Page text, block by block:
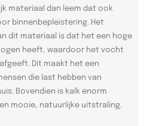
materiaal dan leem dat ook
binnenbepleistering. Het
dit materiaal is dat het een hoge
heeft, waardoor het vocht
Dit maakt het een
die last hebben van
Bovendien is kalk enorm
mooie, natuurlijke uitstraling.